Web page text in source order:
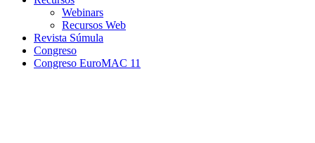
Webinars
Recursos Web
Revista Súmula
Congreso
Congreso EuroMAC 11